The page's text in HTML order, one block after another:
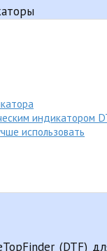
индикатором
использовать
(DTF)